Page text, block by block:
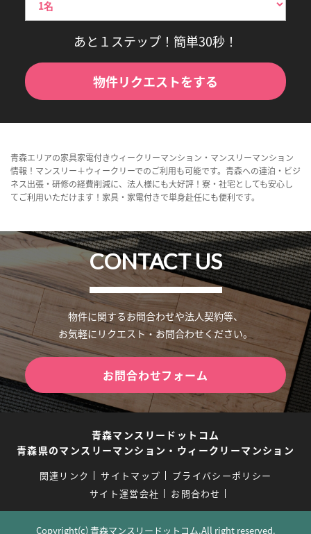
あと１ステップ！簡単30秒！
物件リクエストをする
青森エリアの家具家電付きウィークリーマンション・マンスリーマンション
情報！マンスリー＋ウィークリーでのご利用も可能です。青森への連泊・ビジ
ネス出張・研修の経費削減に、法人様にも大好評！寮・社宅としても安心し
てご利用いただけます！家具・家電付きで単身赴任にも便利です。
CONTACT US
物件に関するお問合わせや法人契約等、
お気軽にリクエスト・お問合わせください。
お問合わせフォーム
青森マンスリードットコム
青森県のマンスリーマンション・ウィークリーマンション
関連リンク サイトマップ
プライバシーポリシー
サイト運営会社
お問合わせ
Copyright(c) 青森マンスリードットコム.All right reserved.